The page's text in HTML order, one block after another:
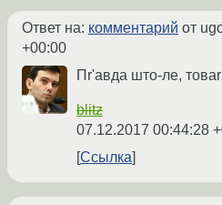
Ответ на: комментарий от
+00:00
Пr'авда што-ле,
blitz
07.12.2017 00:44:28
Ссылка